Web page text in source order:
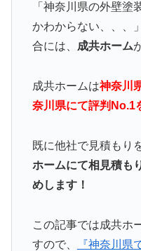
「神奈川県の外壁塗
かわからない、、、
合には、 成共ホーム
成共ホームは神奈川
奈川県にて評判No.1
既に他社で見積もり
ホームにて相見積も
めします！
この記事では成共ホ
すので、
『神奈川県